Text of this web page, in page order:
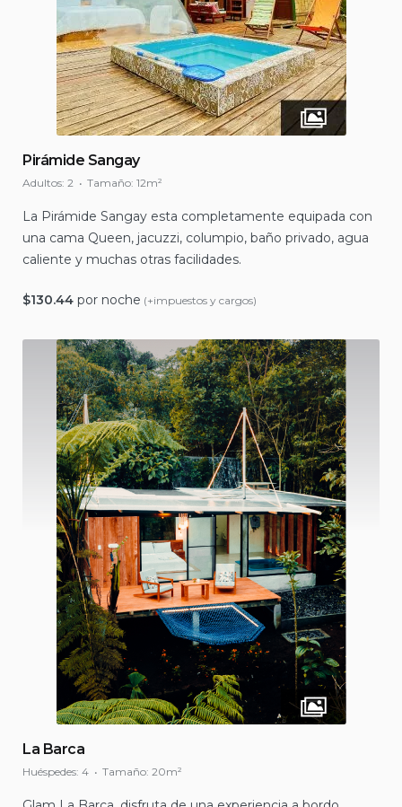
Pirámide Sangay
Adultos: 2 Tamaño: 12m²
La Pirámide Sangay esta completamente equipada con
una cama Queen, jacuzzi, columpio, baño privado, agua
caliente y muchas otras facilidades.
$130.44 por noche (+impuestos y cargos)
La Barca
Huéspedes: 4 Tamaño: 20m²